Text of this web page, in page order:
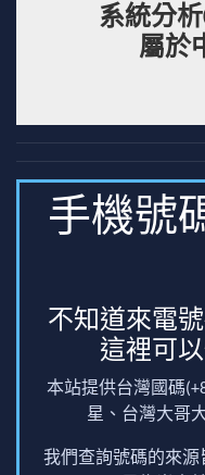
系統分析
屬於
手機號
不知道來電
這裡可
本站提供台灣國碼
星、台灣大哥
我們查詢號碼的來